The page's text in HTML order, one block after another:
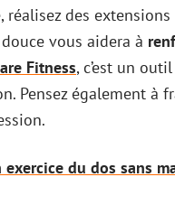
réalisez des
vous aidera à
Fitness, c’est un
Pensez également à
exercice du dos sans